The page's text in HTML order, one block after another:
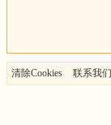
清除Cookies 联系我们